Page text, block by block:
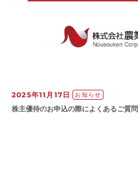
2025年11月17日 お知らせ
株主優待のお申込の際によくあるご質問